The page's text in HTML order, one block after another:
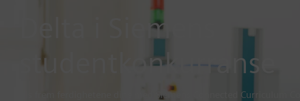
Delta i Siemens
studentkonkurranse
Vis frem ferdighetene dine med Siemens Connected Curriculum